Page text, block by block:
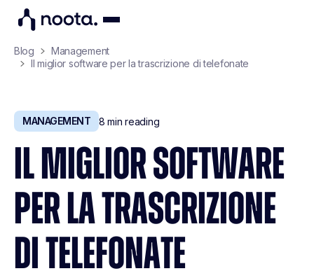
Blog
Management
Il miglior software per la trascrizione di telefonate
MANAGEMENT 8 min reading
IL MIGLIOR SOFTWARE
PER LA TRASCRIZIONE
DI TELEFONATE